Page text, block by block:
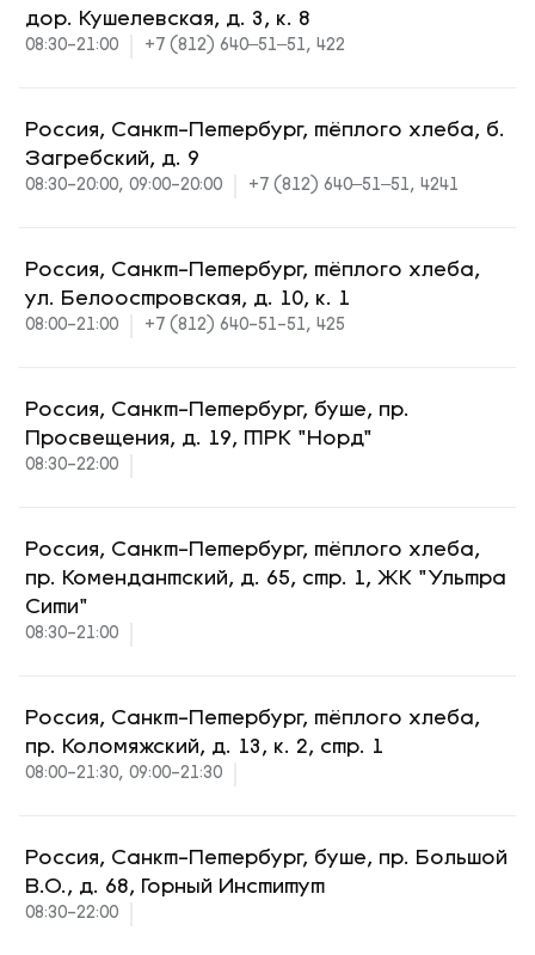
дор. Кушелевская, д. 3, к. 8
08:30-21:00 +7 (812) 640‒51‒51, 422
Россия, Санкт-Петербург, тёплого хлеба, б.
Загребский, д. 9
08:30-20:00, 09:00-20:00 +7 (812) 640‒51‒51, 4241
Россия, Санкт-Петербург, тёплого хлеба,
ул. Белоостровская, д. 10, к. 1
08:00-21:00 +7 (812) 640-51-51, 425
Россия, Санкт-Петербург, буше, пр.
Просвещения, д. 19, ТРК "Норд"
08:30-22:00
Россия, Санкт-Петербург, тёплого хлеба,
пр. Комендантский, д. 65, стр. 1, ЖК "Ультра
Сити"
08:30-21:00
Россия, Санкт-Петербург, тёплого хлеба,
пр. Коломяжский, д. 13, к. 2, стр. 1
08:00-21:30, 09:00-21:30
Россия, Санкт-Петербург, буше, пр. Большой
В.О., д. 68, Горный Институт
08:30-22:00